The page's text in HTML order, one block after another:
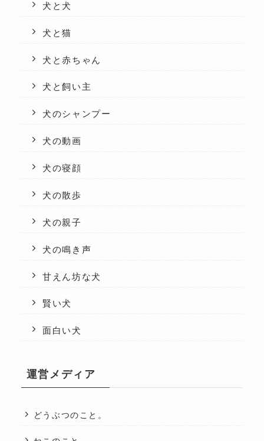
犬と犬
犬と猫
犬と赤ちゃん
犬と飼い主
犬のシャンプー
犬の動画
犬の寝顔
犬の散歩
犬の親子
犬の鳴き声
甘えん坊な犬
賢い犬
面白い犬
運営メディア
どうぶつのこと。